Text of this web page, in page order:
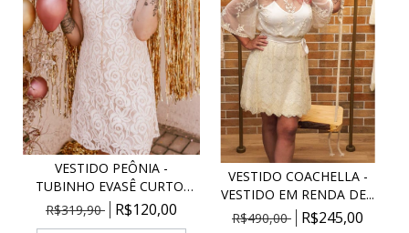
VESTIDO PEÔNIA -
TUBINHO EVASÊ CURTO,
FO...
R$319,90 R$120,00
VESTIDO COACHELLA -
VESTIDO EM RENDA DE...
R$490,00
R$245,00